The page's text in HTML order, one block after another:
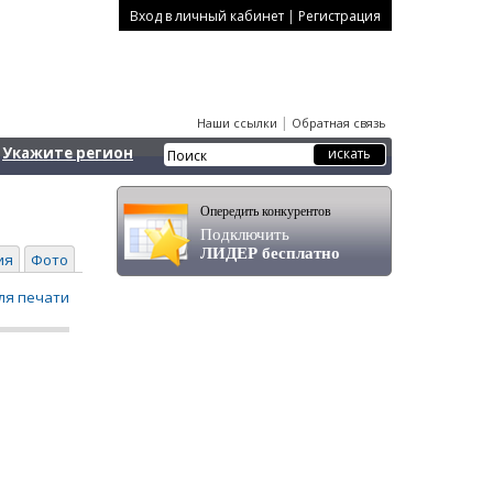
Вход в личный кабинет | Регистрация
Наши ссылки | Обратная связь
Укажите регион
Фото
печати
Опередить конкурентов
Подключить
ЛИДЕР бесплатно